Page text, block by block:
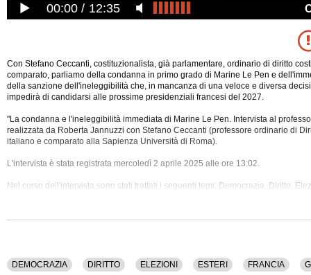
00:00 12:35
Con Stefano Ceccanti, costituzionalista, già parlamentare, ordinario di diritto
comparato, parliamo della condanna in primo grado di Marine Le Pen e
della sanzione dell'ineleggibilità che, in mancanza di una veloce e diversa
impedirà di candidarsi alle prossime presidenziali francesi del 2027.
"La condanna e l'ineleggibilità immediata di Marine Le Pen. Intervista al
realizzata da Roberta Jannuzzi con Stefano Ceccanti (professore ordinario di
italiano e comparato alla Sapienza Università di Roma).
L'intervista è stata registrata mercoledì 2 aprile 2025 alle ore 13:02.
Nel corso dell'intervista sono stati trattati i seguenti temi: Democrazia, Diritto,
La registrazione audio ha una durata di 12 minuti.
DEMOCRAZIA DIRITTO ELEZIONI ESTERI FRANCIA